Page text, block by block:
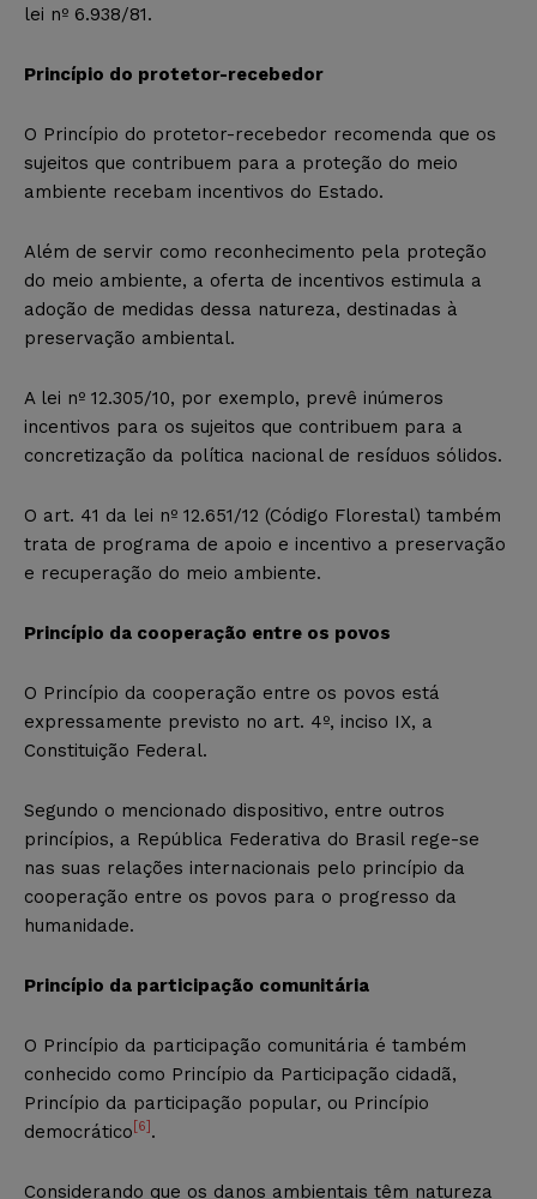
lei nº 6.938/81.
Princípio do protetor-recebedor
O Princípio do protetor-recebedor recomenda que os
sujeitos que contribuem para a proteção do meio
ambiente recebam incentivos do Estado.
Além de servir como reconhecimento pela proteção
do meio ambiente, a oferta de incentivos estimula a
adoção de medidas dessa natureza, destinadas à
preservação ambiental.
A lei nº 12.305/10, por exemplo, prevê inúmeros
incentivos para os sujeitos que contribuem para a
concretização da política nacional de resíduos sólidos.
O art. 41 da lei nº 12.651/12 (Código Florestal) também
trata de programa de apoio e incentivo a preservação
e recuperação do meio ambiente.
Princípio da cooperação entre os povos
O Princípio da cooperação entre os povos está
expressamente previsto no art. 4º, inciso IX, a
Constituição Federal.
Segundo o mencionado dispositivo, entre outros
princípios, a República Federativa do Brasil rege-se
nas suas relações internacionais pelo princípio da
cooperação entre os povos para o progresso da
humanidade.
Princípio da participação comunitária
O Princípio da participação comunitária é também
conhecido como Princípio da Participação cidadã,
Princípio da participação popular, ou Princípio
democrático [6] .
Considerando que os danos ambientais têm natureza